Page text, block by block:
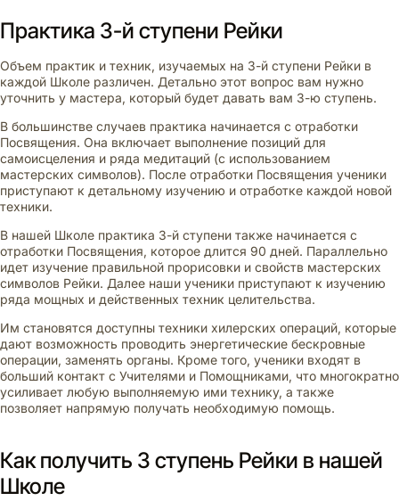
Практика 3-й ступени Рейки
Объем практик и техник, изучаемых на 3-й ступени Рейки в
каждой Школе различен. Детально этот вопрос вам нужно
уточнить у мастера, который будет давать вам 3-ю ступень.
В большинстве случаев практика начинается с отработки
Посвящения. Она включает выполнение позиций для
самоисцеления и ряда медитаций (с использованием
мастерских символов). После отработки Посвящения ученики
приступают к детальному изучению и отработке каждой новой
техники.
В нашей Школе практика 3-й ступени также начинается с
отработки Посвящения, которое длится 90 дней. Параллельно
идет изучение правильной прорисовки и свойств мастерских
символов Рейки. Далее наши ученики приступают к изучению
ряда мощных и действенных техник целительства.
Им становятся доступны техники хилерских операций, которые
дают возможность проводить энергетические бескровные
операции, заменять органы. Кроме того, ученики входят в
больший контакт с Учителями и Помощниками, что многократно
усиливает любую выполняемую ими технику, а также
позволяет напрямую получать необходимую помощь.
Как получить 3 ступень Рейки в нашей
Школе